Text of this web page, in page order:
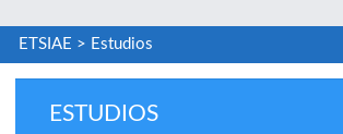
ETSIAE > Estudios
ESTUDIOS